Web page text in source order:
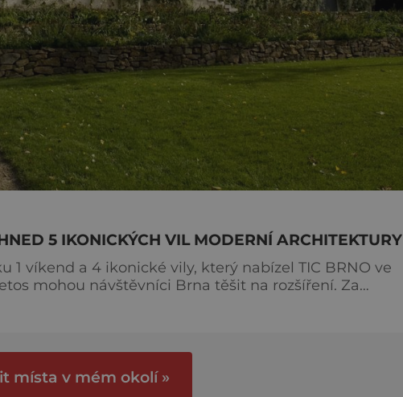
5 IKONICKÝCH VIL MODERNÍ ARCHITEKTURY
víkend a 4 ikonické vily, který nabízel TIC BRNO ve
mohou návštěvníci Brna těšit na rozšíření. Za
místa v mém okolí »